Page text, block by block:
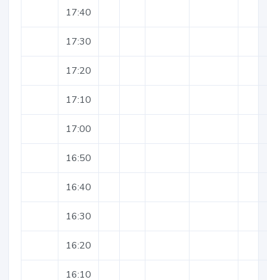
17:40
17:30
17:20
17:10
17:00
16:50
16:40
16:30
16:20
16:10